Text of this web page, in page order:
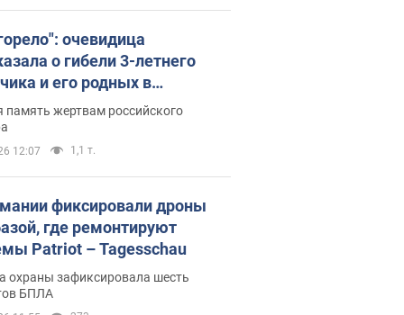
очевидица
о гибели 3-летнего
и его родных в
атаки РФ на Киевскую
Видео и фото
память жертвам российского
12:07 1,1 т.
фиксировали дроны
где ремонтируют
Patriot – Tagesschau
охраны зафиксировала шесть
БПЛА